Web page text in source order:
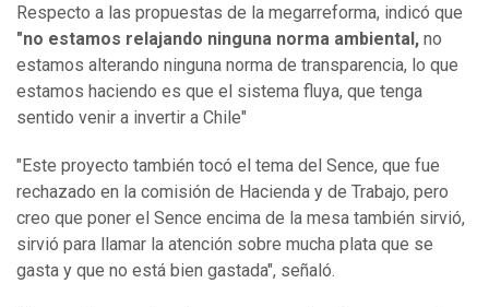
Respecto a las propuestas de la megarreforma, indicó que
"no estamos relajando ninguna norma ambiental, no
estamos alterando ninguna norma de transparencia, lo que
estamos haciendo es que el sistema fluya, que tenga
sentido venir a invertir a Chile"
"Este proyecto también tocó el tema del Sence, que fue
rechazado en la comisión de Hacienda y de Trabajo, pero
creo que poner el Sence encima de la mesa también sirvió,
sirvió para llamar la atención sobre mucha plata que se
gasta y que no está bien gastada", señaló.